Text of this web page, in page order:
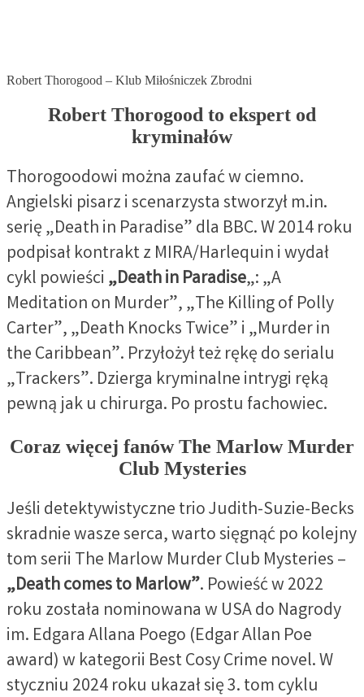
Robert Thorogood – Klub Miłośniczek Zbrodni
Robert Thorogood to ekspert od
kryminałów
Thorogoodowi można zaufać w ciemno.
Angielski pisarz i scenarzysta stworzył m.in.
serię „Death in Paradise” dla BBC. W 2014 roku
podpisał kontrakt z MIRA/Harlequin i wydał
cykl powieści „Death in Paradise„: „A
Meditation on Murder”, „The Killing of Polly
Carter”, „Death Knocks Twice” i „Murder in
the Caribbean”. Przyłożył też rękę do serialu
„Trackers”. Dzierga kryminalne intrygi ręką
pewną jak u chirurga. Po prostu fachowiec.
Coraz więcej fanów The Marlow Murder
Club Mysteries
Jeśli detektywistyczne trio Judith-Suzie-Becks
skradnie wasze serca, warto sięgnąć po kolejny
tom serii The Marlow Murder Club Mysteries –
„Death comes to Marlow”. Powieść w 2022
roku została nominowana w USA do Nagrody
im. Edgara Allana Poego (Edgar Allan Poe
award) w kategorii Best Cosy Crime novel. W
styczniu 2024 roku ukazał się 3. tom cyklu